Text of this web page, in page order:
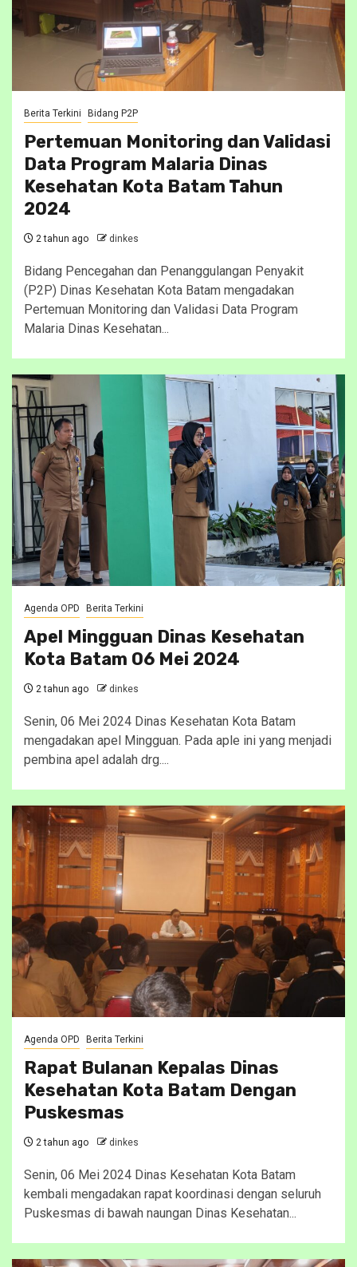
Berita Terkini Bidang P2P
Pertemuan Monitoring dan Validasi
Data Program Malaria Dinas
Kesehatan Kota Batam Tahun
2024
2 tahun ago dinkes
Bidang Pencegahan dan Penanggulangan Penyakit
(P2P) Dinas Kesehatan Kota Batam mengadakan
Pertemuan Monitoring dan Validasi Data Program
Malaria Dinas Kesehatan...
Agenda OPD Berita Terkini
Apel Mingguan Dinas Kesehatan
Kota Batam 06 Mei 2024
2 tahun ago dinkes
Senin, 06 Mei 2024 Dinas Kesehatan Kota Batam
mengadakan apel Mingguan. Pada aple ini yang menjadi
pembina apel adalah drg....
Agenda OPD Berita Terkini
Rapat Bulanan Kepalas Dinas
Kesehatan Kota Batam Dengan
Puskesmas
2 tahun ago dinkes
Senin, 06 Mei 2024 Dinas Kesehatan Kota Batam
kembali mengadakan rapat koordinasi dengan seluruh
Puskesmas di bawah naungan Dinas Kesehatan...